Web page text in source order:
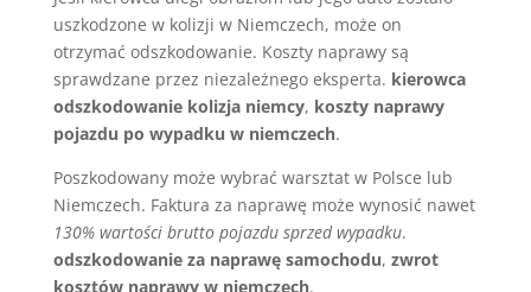
uszkodzone w kolizji w Niemczech, może on
otrzymać odszkodowanie. Koszty naprawy są
sprawdzane przez niezależnego eksperta. kierowca
odszkodowanie kolizja niemcy, koszty naprawy
pojazdu po wypadku w niemczech.
Poszkodowany może wybrać warsztat w Polsce lub
Niemczech. Faktura za naprawę może wynosić nawet
130% wartości brutto pojazdu sprzed wypadku.
odszkodowanie za naprawę samochodu, zwrot
kosztów naprawy w niemczech.